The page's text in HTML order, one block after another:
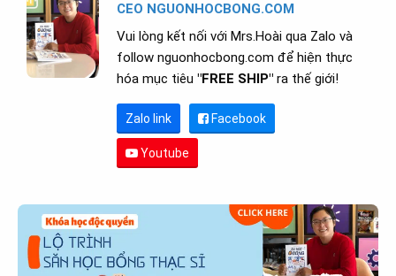
CEO NGUONHOCBONG.COM
Vui lòng kết nối với Mrs.Hoài qua Zalo và
follow nguonhocbong.com để hiện thực
hóa mục tiêu "FREE SHIP" ra thế giới!
Zalo link Facebook
Youtube